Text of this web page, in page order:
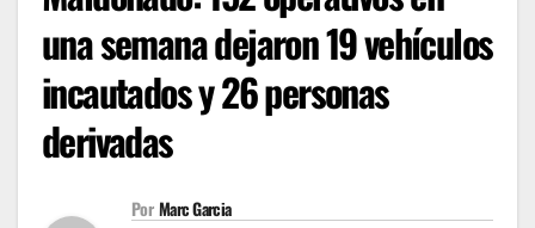
una semana dejaron 19 vehículos
incautados y 26 personas
derivadas
Por Marc Garcia